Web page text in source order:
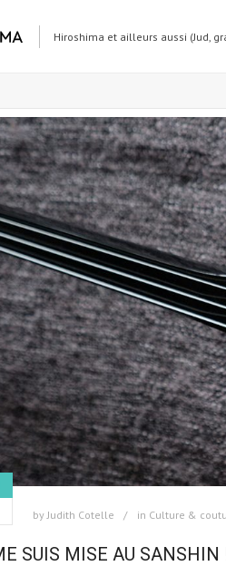
Hiroshima et ailleurs aussi (Jud,
by Judith Cotelle in Culture &
SUIS MISE AU SANSHIN